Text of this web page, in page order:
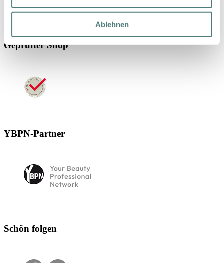
Ablehnen
Geprüfter Shop
YBPN-Partner
Schön folgen